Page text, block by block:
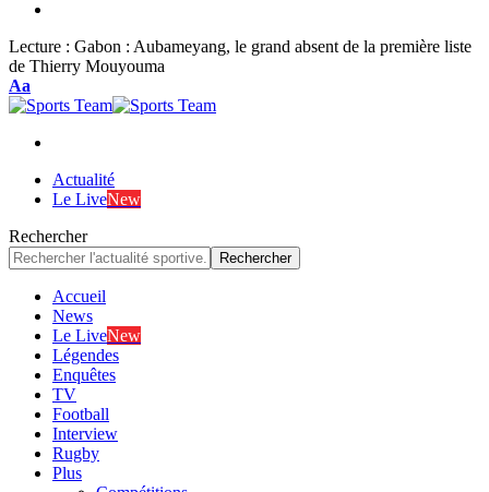
Lecture : Gabon : Aubameyang, le grand absent de la première liste
de Thierry Mouyouma
Font
Resizer
Aa
Actualité
Le LiveNew
Rechercher
Accueil
News
Le LiveNew
Légendes
Enquêtes
TV
Football
Interview
Rugby
Plus